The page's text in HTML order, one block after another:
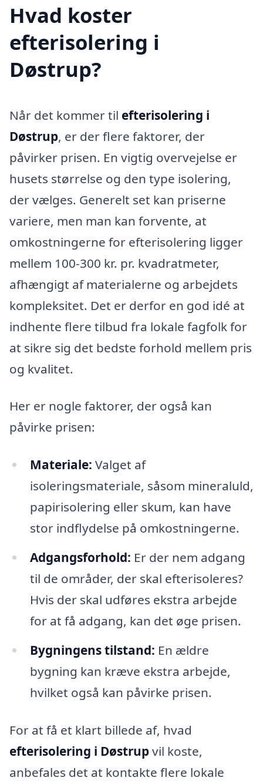
Hvad koster
efterisolering i
Døstrup?
Når det kommer til efterisolering i
Døstrup, er der flere faktorer, der
påvirker prisen. En vigtig overvejelse er
husets størrelse og den type isolering,
der vælges. Generelt set kan priserne
variere, men man kan forvente, at
omkostningerne for efterisolering ligger
mellem 100-300 kr. pr. kvadratmeter,
afhængigt af materialerne og arbejdets
kompleksitet. Det er derfor en god idé at
indhente flere tilbud fra lokale fagfolk for
at sikre sig det bedste forhold mellem pris
og kvalitet.
Her er nogle faktorer, der også kan
påvirke prisen:
Materiale: Valget af
isoleringsmateriale, såsom mineraluld,
papirisolering eller skum, kan have
stor indflydelse på omkostningerne.
Adgangsforhold: Er der nem adgang
til de områder, der skal efterisoleres?
Hvis der skal udføres ekstra arbejde
for at få adgang, kan det øge prisen.
Bygningens tilstand: En ældre
bygning kan kræve ekstra arbejde,
hvilket også kan påvirke prisen.
For at få et klart billede af, hvad
efterisolering i Døstrupvil koste,
anbefales det at kontakte flere lokale